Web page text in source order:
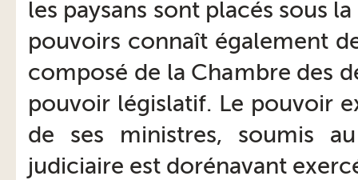
les paysans sont placés sous
pouvoirs connaît également
composé de la Chambre des
pouvoir législatif. Le pouvoir
de ses ministres, soumis
judiciaire est dorénavant